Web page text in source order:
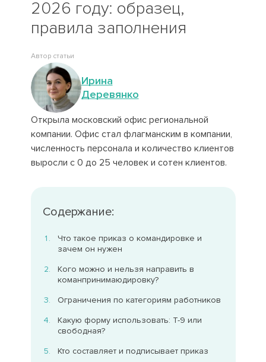
2026 году: образец,
правила заполнения
Содержание:
Что такое приказ о командировке и
зачем он нужен
Кого можно и нельзя направить в
команпринимаюдировку?
Ограничения по категориям работников
Какую форму использовать: Т-9 или
свободная?
Кто составляет и подписывает приказ
Автор статьи
Ирина
Деревянко
Открыла московский офис региональной
компании. Офис стал флагманским в компании,
численность персонала и количество клиентов
выросли с 0 до 25 человек и сотен клиентов.